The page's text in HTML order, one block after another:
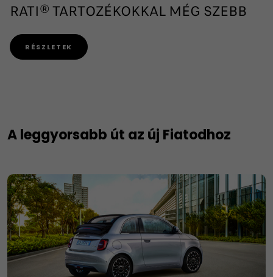
RATI® TARTOZÉKOKKAL MÉG SZEBB
RÉSZLETEK
A leggyorsabb út az új Fiatodhoz